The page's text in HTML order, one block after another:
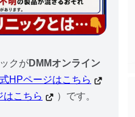
クがDMMオンライン
HPページはこちら
はこちら ）です。